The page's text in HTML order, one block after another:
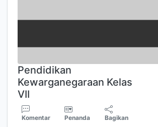
Pendidikan
Kewarganegaraan Kelas
VII
Komentar Penanda Bagikan